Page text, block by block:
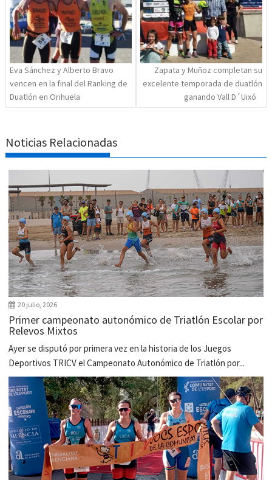
Eva Sánchez y Alberto Bravo
vencen en la final del Ranking de
Duatlón en Orihuela
Zapata y Muñoz completan su
excelente temporada de duatlón
ganando Vall D´Uixó
Noticias Relacionadas
20 julio, 2026
Primer campeonato autonómico de Triatlón Escolar por
Relevos Mixtos
Ayer se disputó por primera vez en la historia de los Juegos
Deportivos TRICV el Campeonato Autonómico de Triatlón por...